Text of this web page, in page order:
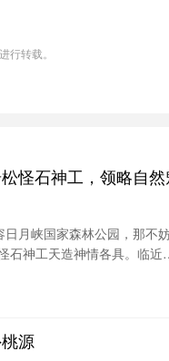
行转载。
怪石神工，领略自
月峡国家森林公园，那不
石神工天造神情各具。临近
源